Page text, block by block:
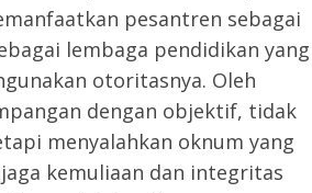
pesantren sebagai
lembaga pendidikan yang
otoritasnya. Oleh
dengan objektif, tidak
menyalahkan oknum yang
kemuliaan dan integritas